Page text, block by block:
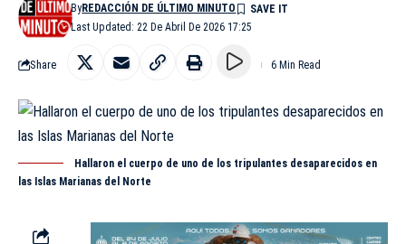
Last Updated: 22 De Abril De 2026 17:25
ByREDACCIÓN DE ÚLTIMO MINUTO
Share 6 Min Read
Hallaron el cuerpo de uno de los tripulantes desaparecidos en
las Islas Marianas del Norte